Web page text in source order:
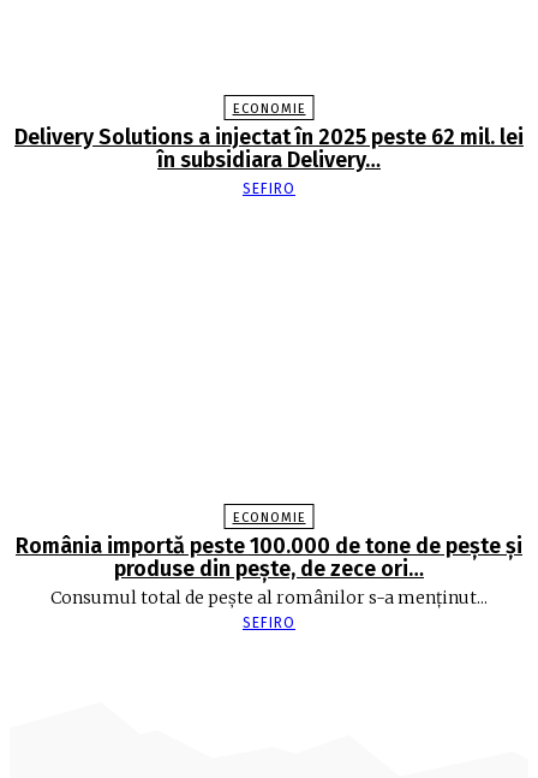
ECONOMIE
Delivery Solutions a injectat în 2025 peste 62 mil. lei
în subsidiara Delivery…
SEFIRO
ECONOMIE
România importă peste 100.000 de tone de peşte şi
produse din peşte, de zece ori…
Consumul total de peşte al ro­mâ­nilor s-a menţinut...
SEFIRO